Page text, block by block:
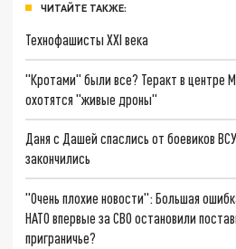
ЧИТАЙТЕ ТАКЖЕ:
Технофашисты XXI века
"Кротами" были все? Теракт в центре
охотятся "живые дроны"
Даня с Дашей спаслись от боевиков
закончились
"Очень плохие новости": Большая
НАТО впервые за СВО остановили
приграничье?